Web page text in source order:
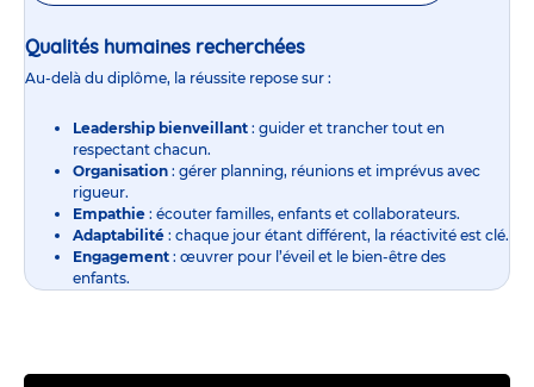
Qualités humaines recherchées
Au-delà du diplôme, la réussite repose sur :
Leadership bienveillant : guider et trancher tout en
respectant chacun.
Organisation : gérer planning, réunions et imprévus avec
rigueur.
Empathie : écouter familles, enfants et collaborateurs.
Adaptabilité : chaque jour étant différent, la réactivité est clé.
Engagement : œuvrer pour l’éveil et le bien-être des
enfants.